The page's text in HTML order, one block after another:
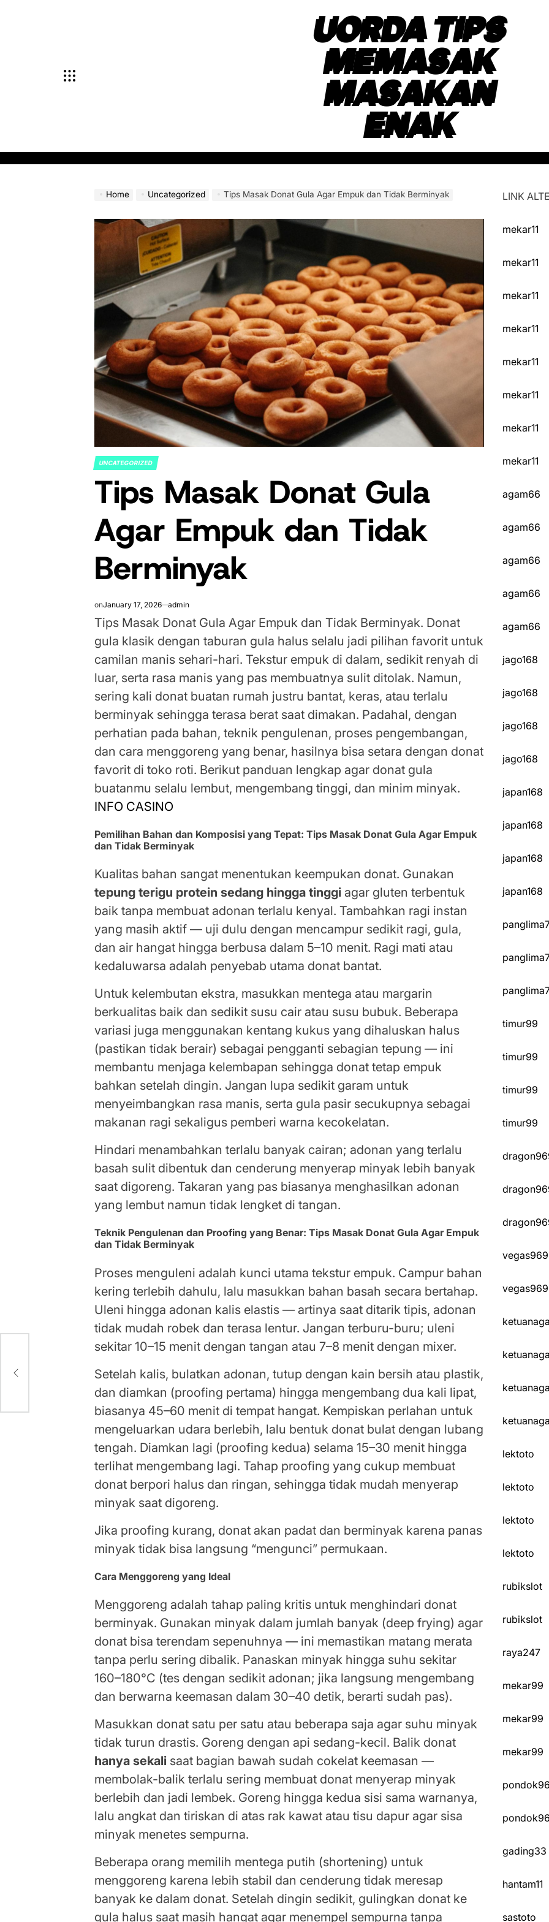
UORDA TIPS
MEMASAK
MASAKAN
ENAK
Home Uncategorized Tips Masak Donat Gula Agar Empuk dan Tidak Berminyak
POSTED
UNCATEGORIZED
Tips Masak Donat Gula
Agar Empuk dan Tidak
Berminyak
onJanuary 17, 2026 admin
Tips Masak Donat Gula Agar Empuk dan Tidak Berminyak. Donat
gula klasik dengan taburan gula halus selalu jadi pilihan favorit untuk
camilan manis sehari-hari. Tekstur empuk di dalam, sedikit renyah di
luar, serta rasa manis yang pas membuatnya sulit ditolak. Namun,
sering kali donat buatan rumah justru bantat, keras, atau terlalu
berminyak sehingga terasa berat saat dimakan. Padahal, dengan
perhatian pada bahan, teknik pengulenan, proses pengembangan,
dan cara menggoreng yang benar, hasilnya bisa setara dengan donat
favorit di toko roti. Berikut panduan lengkap agar donat gula
buatanmu selalu lembut, mengembang tinggi, dan minim minyak.
INFO CASINO
Pemilihan Bahan dan Komposisi yang Tepat: Tips Masak Donat Gula Agar Empuk
dan Tidak Berminyak
Kualitas bahan sangat menentukan keempukan donat. Gunakan
tepung terigu protein sedang hingga tinggi agar gluten terbentuk
baik tanpa membuat adonan terlalu kenyal. Tambahkan ragi instan
yang masih aktif — uji dulu dengan mencampur sedikit ragi, gula,
dan air hangat hingga berbusa dalam 5–10 menit. Ragi mati atau
kedaluwarsa adalah penyebab utama donat bantat.
Untuk kelembutan ekstra, masukkan mentega atau margarin
berkualitas baik dan sedikit susu cair atau susu bubuk. Beberapa
variasi juga menggunakan kentang kukus yang dihaluskan halus
(pastikan tidak berair) sebagai pengganti sebagian tepung — ini
membantu menjaga kelembapan sehingga donat tetap empuk
bahkan setelah dingin. Jangan lupa sedikit garam untuk
menyeimbangkan rasa manis, serta gula pasir secukupnya sebagai
makanan ragi sekaligus pemberi warna kecokelatan.
Hindari menambahkan terlalu banyak cairan; adonan yang terlalu
basah sulit dibentuk dan cenderung menyerap minyak lebih banyak
saat digoreng. Takaran yang pas biasanya menghasilkan adonan
yang lembut namun tidak lengket di tangan.
Teknik Pengulenan dan Proofing yang Benar: Tips Masak Donat Gula Agar Empuk
dan Tidak Berminyak
Proses menguleni adalah kunci utama tekstur empuk. Campur bahan
kering terlebih dahulu, lalu masukkan bahan basah secara bertahap.
Uleni hingga adonan kalis elastis — artinya saat ditarik tipis, adonan
tidak mudah robek dan terasa lentur. Jangan terburu-buru; uleni
sekitar 10–15 menit dengan tangan atau 7–8 menit dengan mixer.
Setelah kalis, bulatkan adonan, tutup dengan kain bersih atau plastik,
dan diamkan (proofing pertama) hingga mengembang dua kali lipat,
biasanya 45–60 menit di tempat hangat. Kempiskan perlahan untuk
mengeluarkan udara berlebih, lalu bentuk donat bulat dengan lubang
tengah. Diamkan lagi (proofing kedua) selama 15–30 menit hingga
terlihat mengembang lagi. Tahap proofing yang cukup membuat
donat berpori halus dan ringan, sehingga tidak mudah menyerap
minyak saat digoreng.
Jika proofing kurang, donat akan padat dan berminyak karena panas
minyak tidak bisa langsung “mengunci” permukaan.
Cara Menggoreng yang Ideal
Menggoreng adalah tahap paling kritis untuk menghindari donat
berminyak. Gunakan minyak dalam jumlah banyak (deep frying) agar
donat bisa terendam sepenuhnya — ini memastikan matang merata
tanpa perlu sering dibalik. Panaskan minyak hingga suhu sekitar
160–180°C (tes dengan sedikit adonan; jika langsung mengembang
dan berwarna keemasan dalam 30–40 detik, berarti sudah pas).
Masukkan donat satu per satu atau beberapa saja agar suhu minyak
tidak turun drastis. Goreng dengan api sedang-kecil. Balik donat
hanya sekali saat bagian bawah sudah cokelat keemasan —
membolak-balik terlalu sering membuat donat menyerap minyak
berlebih dan jadi lembek. Goreng hingga kedua sisi sama warnanya,
lalu angkat dan tiriskan di atas rak kawat atau tisu dapur agar sisa
minyak menetes sempurna.
Beberapa orang memilih mentega putih (shortening) untuk
menggoreng karena lebih stabil dan cenderung tidak meresap
banyak ke dalam donat. Setelah dingin sedikit, gulingkan donat ke
gula halus saat masih hangat agar menempel sempurna tanpa
LINK
mekar11
mekar11
mekar11
mekar11
mekar11
mekar11
mekar11
mekar11
agam66
agam66
agam66
agam66
agam66
jago168
jago168
jago168
jago168
japan168
japan168
japan168
japan168
timur99
timur99
timur99
timur99
vegas969
vegas969
ketuanaga
ketuanaga
ketuanaga
ketuanaga
lektoto
lektoto
lektoto
lektoto
rubikslot
rubikslot
raya247
mekar99
mekar99
mekar99
gading33
hantam11
sastoto